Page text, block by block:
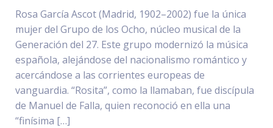
Rosa García Ascot (Madrid, 1902–2002) fue la única
mujer del Grupo de los Ocho, núcleo musical de la
Generación del 27. Este grupo modernizó la música
española, alejándose del nacionalismo romántico y
acercándose a las corrientes europeas de
vanguardia. “Rosita”, como la llamaban, fue discípula
de Manuel de Falla, quien reconoció en ella una
“finísima […]